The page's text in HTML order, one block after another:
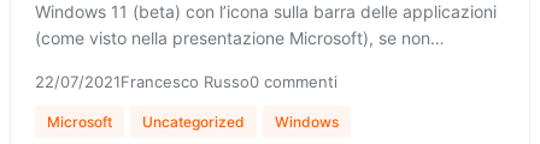
Windows 11 (beta) con l’icona sulla barra delle applicazioni
(come visto nella presentazione Microsoft), se non…
22/07/2021Francesco Russo0 commenti
Microsoft Uncategorized Windows